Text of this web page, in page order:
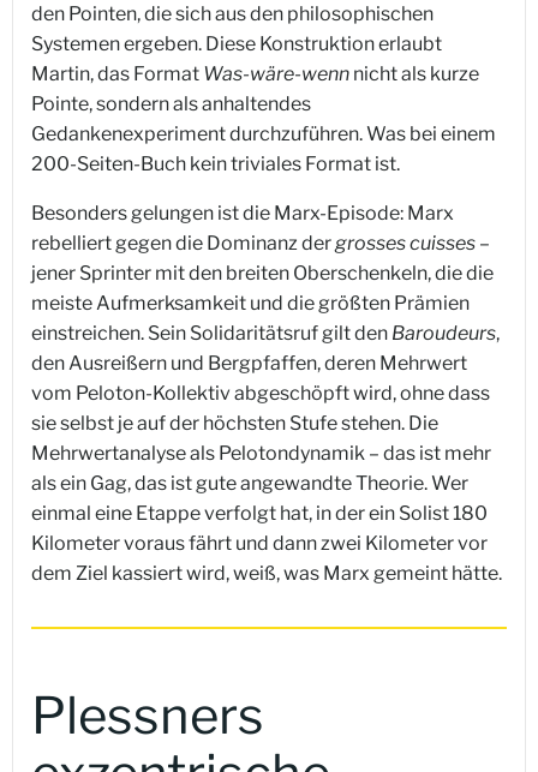
den Pointen, die sich aus den philosophischen
Systemen ergeben. Diese Konstruktion erlaubt
Martin, das Format Was-wäre-wenn nicht als kurze
Pointe, sondern als anhaltendes
Gedankenexperiment durchzuführen. Was bei einem
200-Seiten-Buch kein triviales Format ist.
Besonders gelungen ist die Marx-Episode: Marx
rebelliert gegen die Dominanz der grosses cuisses –
jener Sprinter mit den breiten Oberschenkeln, die die
meiste Aufmerksamkeit und die größten Prämien
einstreichen. Sein Solidaritätsruf gilt den Baroudeurs,
den Ausreißern und Bergpfaffen, deren Mehrwert
vom Peloton-Kollektiv abgeschöpft wird, ohne dass
sie selbst je auf der höchsten Stufe stehen. Die
Mehrwertanalyse als Pelotondynamik – das ist mehr
als ein Gag, das ist gute angewandte Theorie. Wer
einmal eine Etappe verfolgt hat, in der ein Solist 180
Kilometer voraus fährt und dann zwei Kilometer vor
dem Ziel kassiert wird, weiß, was Marx gemeint hätte.
Plessners